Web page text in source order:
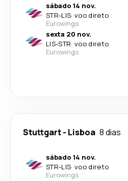
sábado 14 nov.
STR-LIS· voo direto
Eurowings
sexta 20 nov.
LIS-STR· voo direto
Eurowings
Stuttgart- Lisboa 8 dias
sábado 14 nov.
STR-LIS· voo direto
Eurowings